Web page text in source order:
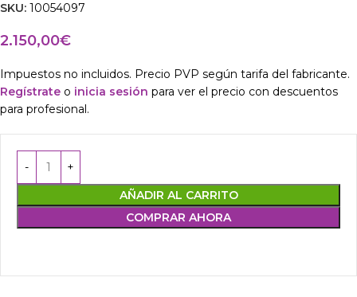
SKU: 10054097
2.150,00€
Impuestos no incluidos. Precio PVP según tarifa del fabricante.
Regístrate o inicia sesión para ver el precio con descuentos
para profesional.
AÑADIR AL CARRITO
COMPRAR AHORA